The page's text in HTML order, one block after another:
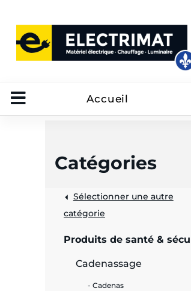
Accueil
Catégories
Sélectionner une autre
catégorie
Produits de santé &
Cadenassage
Cadenas